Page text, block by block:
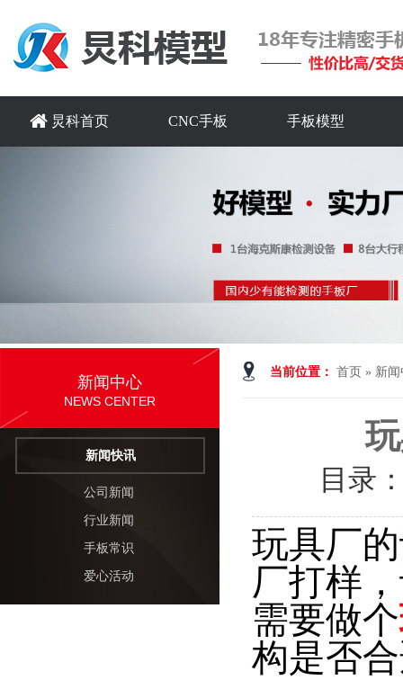
炅科首页 CNC手板 手板模型
当前位置： 首页 » 新
目录
玩具厂
厂打样
需要做个
构是否
新闻中心
NEWS CENTER
新闻快讯
公司新闻
行业新闻
手板常识
爱心活动